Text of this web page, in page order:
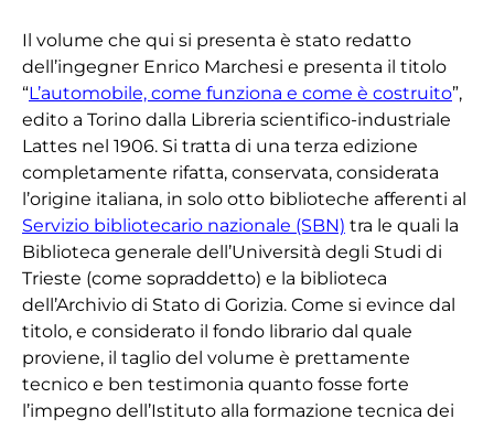
Il volume che qui si presenta è stato redatto
dell’ingegner Enrico Marchesi e presenta il titolo
“L’automobile, come funziona e come è costruito”,
edito a Torino dalla Libreria scientifico-industriale
Lattes nel 1906. Si tratta di una terza edizione
completamente rifatta, conservata, considerata
l’origine italiana, in solo otto biblioteche afferenti al
Servizio bibliotecario nazionale (SBN) tra le quali la
Biblioteca generale dell’Università degli Studi di
Trieste (come sopraddetto) e la biblioteca
dell’Archivio di Stato di Gorizia. Come si evince dal
titolo, e considerato il fondo librario dal quale
proviene, il taglio del volume è prettamente
tecnico e ben testimonia quanto fosse forte
l’impegno dell’Istituto alla formazione tecnica dei